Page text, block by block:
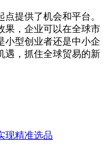
提供了机会和平台。
果，企业可以在全球市
小型创业者还是中小企
遇，抓住全球贸易的新
现精准选品